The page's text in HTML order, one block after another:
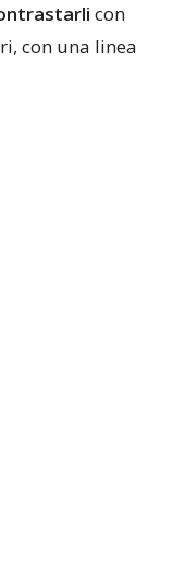
con
con una linea